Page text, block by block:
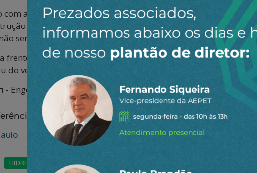
com a segurança de suprimento indica que é preciso eliminar
de usinas hidrelétricas com reservatórios. Se essas
seria o campeão que é no quesito participação de
frente, temos que ter maturidade de escolher o que é melhor
do veto total.
- Engenheiro, foi professor da Coppe-UFRJ e dirigente de ANA,
HIDRELÉTRICAS RESERVATÓRIOS HIDRELETRICAS